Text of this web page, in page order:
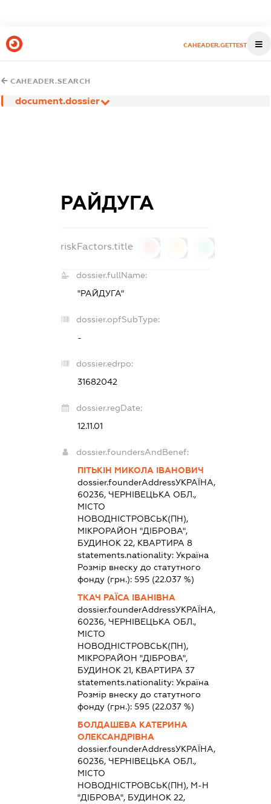
CAHEADER.GETTEST
CAHEADER.SEARCH
document.dossier
РАЙДУГА
riskFactors.title
dossier.fullName:
"РАЙДУГА"
dossier.opfSubType:
-
dossier.edrpo:
31682042
dossier.regDate:
12.11.01
dossier.foundersAndBenef:
ПІТЬКІН МИКОЛА ІВАНОВИЧ
dossier.founderAddressУКРАЇНА,
60236, ЧЕРНІВЕЦЬКА ОБЛ.,
МІСТО
НОВОДНІСТРОВСЬК(ПН),
МІКРОРАЙОН "ДІБРОВА",
БУДИНОК 22, КВАРТИРА 8
statements.nationality: Україна
Розмір внеску до статутного
фонду (грн.): 595(22.037 %)
ТКАЧ РАЇСА ІВАНІВНА
dossier.founderAddressУКРАЇНА,
60236, ЧЕРНІВЕЦЬКА ОБЛ.,
МІСТО
НОВОДНІСТРОВСЬК(ПН),
МІКРОРАЙОН "ДІБРОВА",
БУДИНОК 21, КВАРТИРА 37
statements.nationality: Україна
Розмір внеску до статутного
фонду (грн.): 595(22.037 %)
БОЛДАШЕВА КАТЕРИНА
ОЛЕКСАНДРІВНА
dossier.founderAddressУКРАЇНА,
60236, ЧЕРНІВЕЦЬКА ОБЛ.,
МІСТО
НОВОДНІСТРОВСЬК(ПН), М-Н
"ДІБРОВА", БУДИНОК 22,